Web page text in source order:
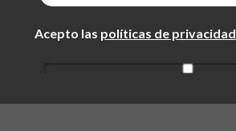
Acepto las políticas de privacidad